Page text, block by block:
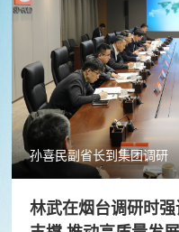
孙喜民副省长到集团调研
林武在烟台调研时